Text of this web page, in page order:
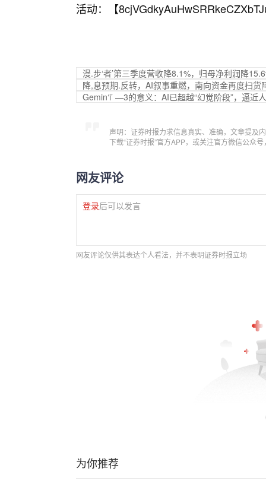
活动：【
漫.步‘者’第三季度营收降8.1%，归母净利润降
降,息预期.反转，AI叙事重燃，南向资金再度扫货
Gemin‘i’ —3的意义：AI已超越“幻觉阶段”，逼近
声明：证券时报力求信息真实、准确，文章提及
下载“证券时报”官方APP，或关注官方微信公众
网友评论
登录后可以发言
网友评论仅供其表达个人看法，并不表明证券时报立场
为你推荐